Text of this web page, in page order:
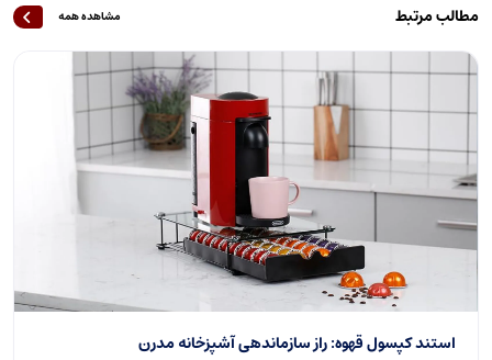
مطالب مرتبط مشاهده همه
استند کپسول قهوه: راز سازماندهی آشپزخانه مدرن